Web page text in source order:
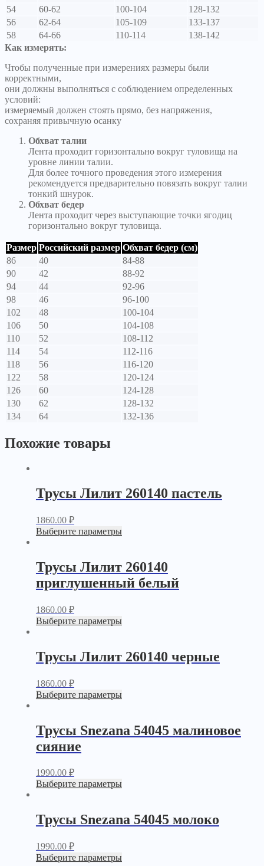
54
60-62 100-104
128-132
56
62-64 105-109
133-137
58
64-66 110-114
138-142
Как измерять:
Чтобы полученные при измерениях размеры были
корректными,
они должны выполняться с соблюдением определенных
условий:
измеряемый должен стоять прямо, без напряжения,
сохраняя привычную осанку
Обхват талии
Лента проходит горизонтально вокруг туловища на
уровне линии талии.
Для более точного проведения этого измерения
рекомендуется предварительно повязать вокруг талии
тонкий шнурок.
Обхват бедер
Лента проходит через выступающие точки ягодиц
горизонтально вокруг туловища.
Размер Российский размер Обхват бедер (см)
86
40
84-88
90
42
88-92
94
44
92-96
98
46
96-100
102
48
100-104
106
50
104-108
110
52
108-112
114
54
112-116
118
56
116-120
122
58
120-124
126
60
124-128
130
62
128-132
134
64 132-136
Похожие товары
Трусы Лилит 260140 пастель
1860.00 ₽
Выберите параметры
Трусы Лилит 260140
приглушенный белый
1860.00 ₽
Выберите параметры
Трусы Лилит 260140 черные
1860.00 ₽
Выберите параметры
Трусы Snezana 54045 малиновое
сияние
1990.00 ₽
Выберите параметры
Трусы Snezana 54045 молоко
1990.00 ₽
Выберите параметры